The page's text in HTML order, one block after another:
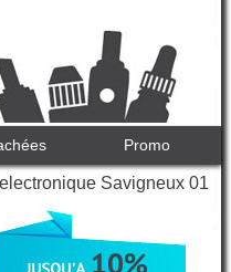
Savigneux 01
Promo